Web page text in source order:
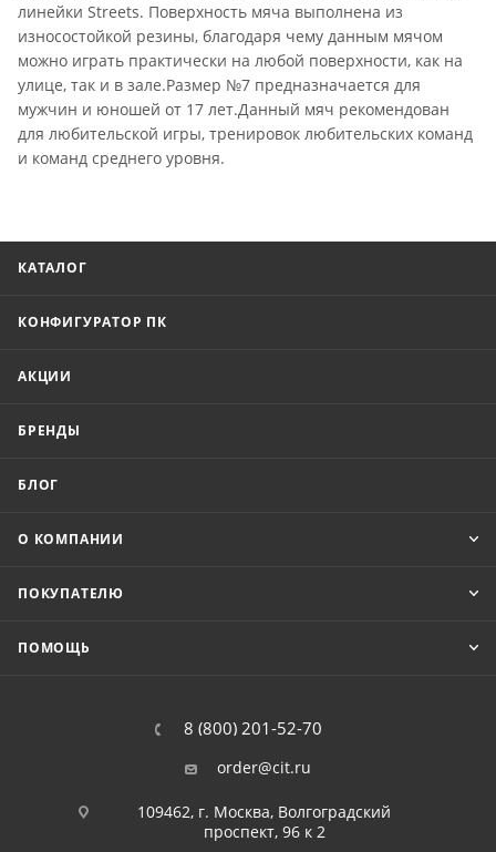
линейки Streets. Поверхность мяча выполнена из
износостойкой резины, благодаря чему данным мячом
можно играть практически на любой поверхности, как на
улице, так и в зале.Размер №7 предназначается для
мужчин и юношей от 17 лет.Данный мяч рекомендован
для любительской игры, тренировок любительских команд
и команд среднего уровня.
КАТАЛОГ
КОНФИГУРАТОР ПК
АКЦИИ
БРЕНДЫ
БЛОГ
О КОМПАНИИ
ПОКУПАТЕЛЮ
ПОМОЩЬ
8 (800) 201-52-70
order@cit.ru
109462, г. Москва, Волгоградский
проспект, 96 к 2